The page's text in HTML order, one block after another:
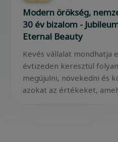
Modern örökség,
30 év bizalom -
Eternal Beauty
Kevés vállalat mondhatja
évtizeden keresztül
megújulni, növekedni és
azokat az értékeket,